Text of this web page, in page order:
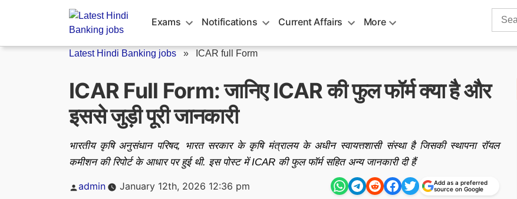
Exams Notifications Current Affairs More
Search
Latest Hindi Banking jobs » ICAR full Form
ICAR Full Form: जानिए ICAR की फुल फॉर्म क्या है और
इससे जुड़ी पूरी जानकारी
भारतीय कृषि अनुसंधान परिषद, भारत सरकार के कृषि मंत्रालय के अधीन स्वायत्तशासी संस्था है जिसकी स्थापना रॉयल
कमीशन की रिपोर्ट के आधार पर हुई थी. इस पोस्ट में ICAR की फुल फॉर्म सहित अन्य जानकारी दी हैं
Posted
admin January 12th, 2026 12:36 pm
Add as a preferred
source on Google